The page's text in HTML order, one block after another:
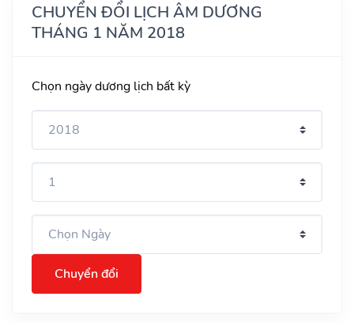
CHUYỂN ĐỔI LỊCH ÂM DƯƠNG
THÁNG 1 NĂM 2018
Chọn ngày dương lịch bất kỳ
Chuyển đổi